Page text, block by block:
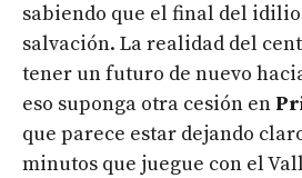
sabiendo que el final del
salvación. La realidad del
tener un futuro de nuevo
eso suponga otra cesión en
que parece estar dejando
minutos que juegue con el